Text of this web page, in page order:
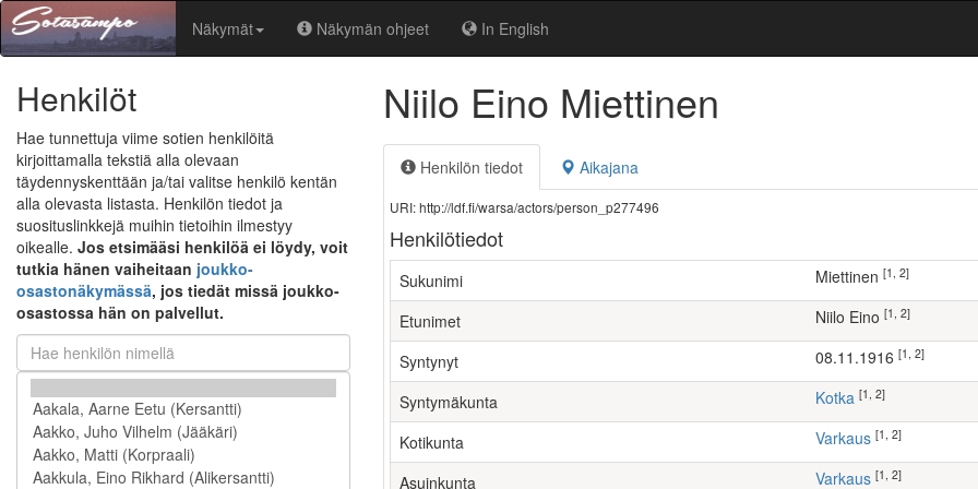
Näkymät Näkymän ohjeet In English
Henkilöt
Hae tunnettuja viime sotien henkilöitä
kirjoittamalla tekstiä alla olevaan
täydennyskenttään ja/tai valitse henkilö kentän
alla olevasta listasta. Henkilön tiedot ja
suosituslinkkejä muihin tietoihin ilmestyy
oikealle. Jos etsimääsi henkilöä ei löydy, voit
tutkia hänen vaiheitaan joukko-
osastonäkymässä, jos tiedät missä joukko-
osastossa hän on palvellut.
Niilo Eino Miettinen
Henkilön tiedot Aikajana
URI: http://ldf.fi/warsa/actors/person_p277496
Henkilötiedot
Sukunimi Miettinen [1, 2]
Etunimet Niilo Eino [1, 2]
Syntynyt 08.11.1916 [1, 2]
Syntymäkunta Kotka [1, 2]
Kotikunta Varkaus [1, 2]
Asuinkunta Varkaus [1, 2]